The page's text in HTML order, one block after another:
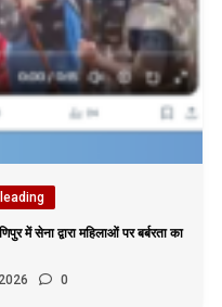
में सेना द्वारा महिलाओं पर बर्बरता का
0